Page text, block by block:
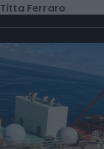
Titta Ferraro